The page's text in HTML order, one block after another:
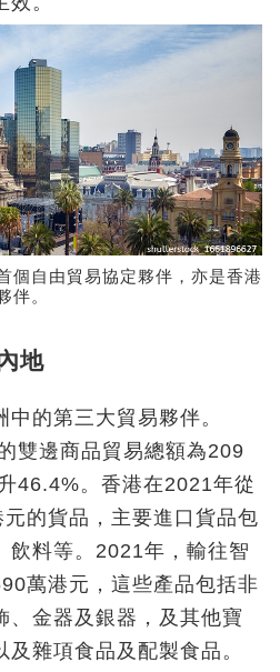
個自由貿易協定夥伴，亦是香港
伴。
地
的第三大貿易夥伴。
雙邊商品貿易總額為209
46.4%。香港在2021年從
的貨品，主要進口貨品包
飲料等。2021年，輸往智
萬港元，這些產品包括非
、金器及銀器，及其他寶
雜項食品及配製食品。